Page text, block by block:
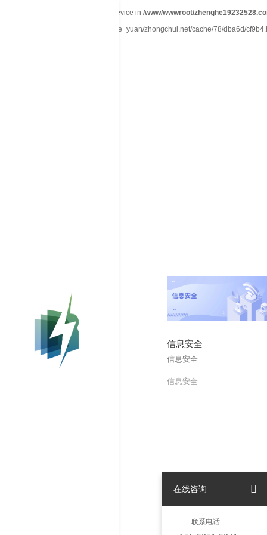
: mkdir(): No space left on device in /www/wwwroot/
: file_put_contents(./cachefile_yuan/zhongchui.net/cache/78/dba6d/
信息安全
信息安全
信息安全
在线咨询
联系电话